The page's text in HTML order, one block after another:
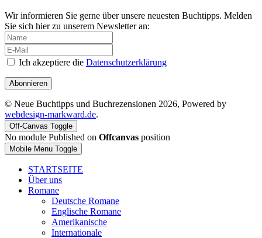
Wir informieren Sie gerne über unsere neuesten Buchtipps. Melden
Sie sich hier zu unserem Newsletter an:
Ich akzeptiere die Datenschutzerklärung
Abonnieren
© Neue Buchtipps und Buchrezensionen 2026, Powered by
webdesign-markward.de.
Off-Canvas Toggle
No module Published on Offcanvas position
Mobile Menu Toggle
STARTSEITE
Über uns
Romane
Deutsche Romane
Englische Romane
Amerikanische
Internationale